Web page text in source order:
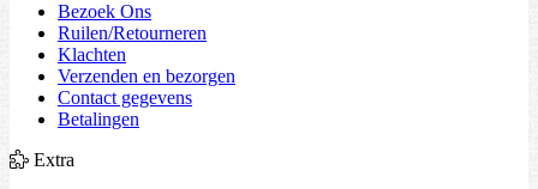
Bezoek Ons
Ruilen/Retourneren
Klachten
Verzenden en bezorgen
Contact gegevens
Betalingen
Extra